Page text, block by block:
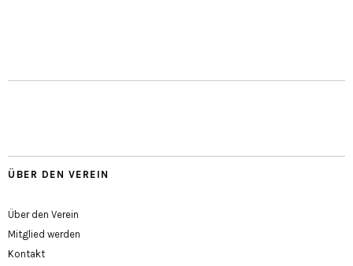
ÜBER DEN VEREIN
Über den Verein
Mitglied werden
Kontakt